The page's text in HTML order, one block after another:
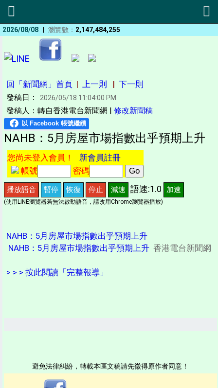
2026/08/08 | 瀏覽數： 2,147,484,255
回「新聞網」首頁 | 上一則 | 下一則
發稿日： 2026/05/18 11:04:00 PM
發稿人：轉自香港電台新聞網 | 修改新聞稿
NAHB：5月房屋市場指數出乎預期上升
您尚未登入會員！ 新會員註冊
帳號
密碼
播放語音 暫停 恢復 停止 減速 語速:1.0 加速
(使用LINE瀏覽器若無法啟動語音，請改用Chrome瀏覽器播放)
NAHB：5月房屋市場指數出乎預期上升
NAHB：5月房屋市場指數出乎預期上升 香港電台新聞網
> > > 按此閱讀「完整報導」
避免法律糾紛，轉載本區文稿請先徵得原作者同意！